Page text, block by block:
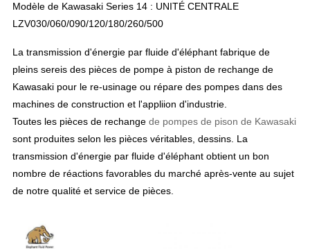
Modèle de Kawasaki Series 14 : UNITÉ CENTRALE
LZV030/060/090/120/180/260/500
La transmission d'énergie par fluide d'éléphant fabrique de
pleins sereis des pièces de pompe à piston de rechange de
Kawasaki pour le re-usinage ou répare des pompes dans des
machines de construction et l'appliion d'industrie.
Toutes les pièces de rechangede pompes de pison de Kawasaki
sont produites selon les pièces véritables, dessins. La
transmission d'énergie par fluide d'éléphant obtient un bon
nombre de réactions favorables du marché après-vente au sujet
de notre qualité et service de pièces.